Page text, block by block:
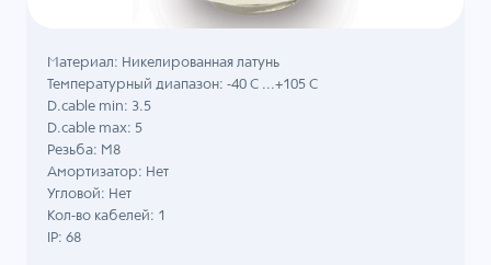
Материал: Никелированная латунь
Температурный диапазон: -40 C ...+105 C
D.cable min: 3.5
D.cable max: 5
Резьба: M8
Амортизатор: Нет
Угловой: Нет
Кол-во кабелей: 1
IP: 68